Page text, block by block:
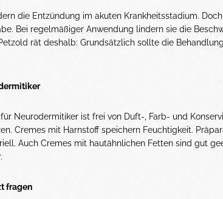
die Entzündung im akuten Krankheitsstadium.
Bei regelmäßiger Anwendung lindern sie die
rät deshalb: Grundsätzlich sollte die
Neurodermitiker ist frei von Duft-, Farb- und
Cremes mit Harnstoff speichern Feuchtigkeit.
Auch Cremes mit hautähnlichen Fetten sind gut
fragen